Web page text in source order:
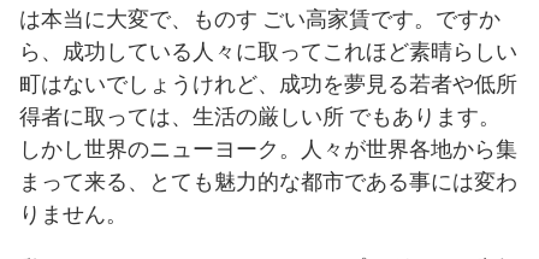
は本当に大変で、ものす ごい高家賃です。ですか
ら、成功している人々に取ってこれほど素晴らしい
町はないでしょうけれど、成功を夢見る若者や低所
得者に取っては、生活の厳しい所 でもあります。
しかし世界のニューヨーク。人々が世界各地から集
まって来る、とても魅力的な都市である事には変わ
りません。